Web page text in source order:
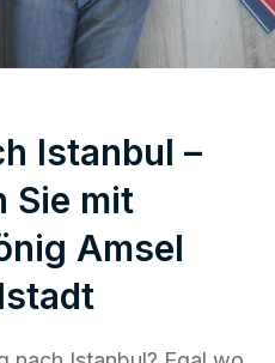
Istanbul –
Sie mit
Amsel